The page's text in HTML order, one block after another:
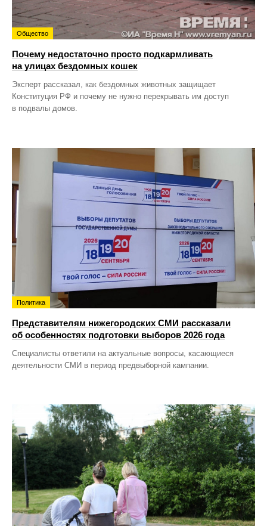
Общество
Почему недостаточно просто подкармливать
на улицах бездомных кошек
Эксперт рассказал, как бездомных животных защищает
Конституция РФ и почему не нужно перекрывать им доступ
в подвалы домов.
Политика
Представителям нижегородских СМИ рассказали
об особенностях подготовки выборов 2026 года
Специалисты ответили на актуальные вопросы, касающиеся
деятельности СМИ в период предвыборной кампании.